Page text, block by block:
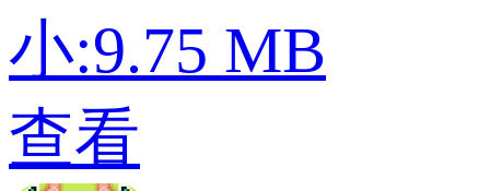
小:9.75 MB
查看